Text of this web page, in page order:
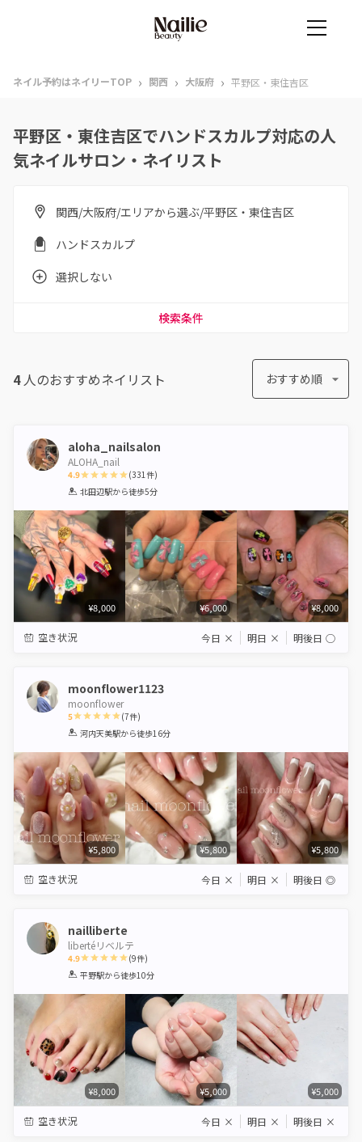
ネイル予約はネイリーTOP › 関西 › 大阪府 › 平野区・東住吉区
平野区・東住吉区でハンドスカルプ対応の人
気ネイルサロン・ネイリスト
関西/大阪府/エリアから選ぶ/平野区・東住吉区
ハンドスカルプ
選択しない
検索条件
4人のおすすめネイリスト おすすめ順
aloha_nailsalon
ALOHA_nail
4.9
1 2 3 4 5
(331件)
北田辺駅から徒歩5分
¥8,000 ¥6,000 ¥8,000
空き状況 今日 × 明日 × 明後日 ◯
moonflower1123
moonflower
5
1 2 3 4 5
(7件)
河内天美駅から徒歩16分
¥5,800 ¥5,800 ¥5,800
空き状況 今日 × 明日 × 明後日 ◎
nailliberte
libertéリベルテ
4.9
1 2 3 4 5
(9件)
平野駅から徒歩10分
¥8,000 ¥5,000 ¥5,000
空き状況 今日 × 明日 × 明後日 ×